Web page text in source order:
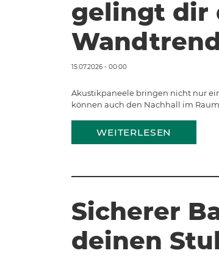
gelingt dir
15.07.2026 - 00:00
Akustikpaneele bringen nicht nur
können auch den Nachhall im
WEITERLESEN
Sicherer
deinen